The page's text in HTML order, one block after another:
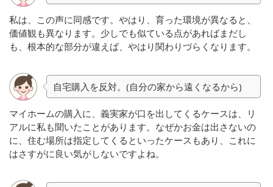
私は、この声に同感です。やはり、育った環境が異なると、
価値観も異なります。少しでも似ている点があればまだし
も、根本的な部分が違えば、やはり関わりづらくなります。
自宅購入を反対。(自分の家から遠くなるから)
マイホームの購入に、義実家が口を出してくるケースは、リ
アルに私も聞いたことがあります。なぜかお金は出さないの
に、住む場所は指定してくるといったケースもあり、これに
はさすがに良い気がしないですよね。